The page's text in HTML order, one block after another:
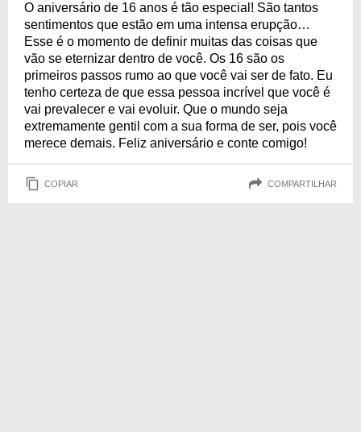
O aniversário de 16 anos é tão especial! São tantos
sentimentos que estão em uma intensa erupção…
Esse é o momento de definir muitas das coisas que
vão se eternizar dentro de você. Os 16 são os
primeiros passos rumo ao que você vai ser de fato. Eu
tenho certeza de que essa pessoa incrível que você é
vai prevalecer e vai evoluir. Que o mundo seja
extremamente gentil com a sua forma de ser, pois você
merece demais. Feliz aniversário e conte comigo!
COPIAR COMPARTILHAR